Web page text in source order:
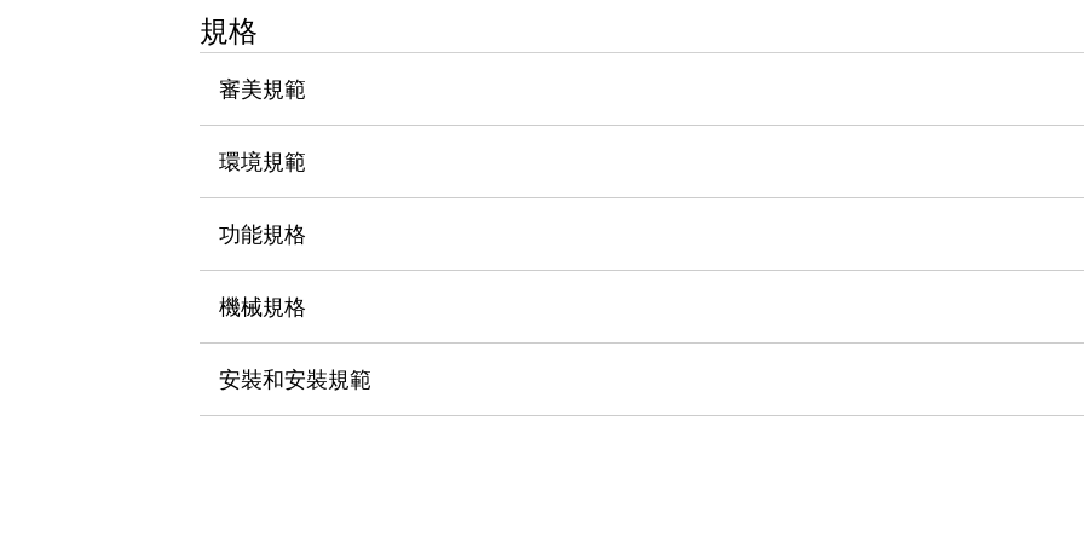
使人機協作更安全、更高效
提高半導體製造裝置設計自由度的方法
瞬間完成開關的更換，避免停機時間拉長
瀏覽全部
規格
審美規範
環境規範
功能規格
機械規格
安裝和安裝規範